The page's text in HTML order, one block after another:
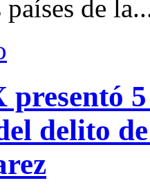
de
delito